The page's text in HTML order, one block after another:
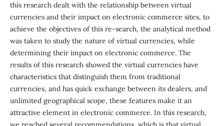
this research dealt with the relationship between virtual
currencies and their impact on electronic commerce sites, to
achieve the objectives of this re-search, the analytical method
was taken to study the nature of virtual currencies, while
determining their impact on electronic commerce. The
results of this research showed the virtual currencies have
characteristics that distinguish them from traditional
currencies, and has quick exchange between its dealers, and
unlimited geographical scope, these features make it an
attractive element in electronic commerce. In this research,